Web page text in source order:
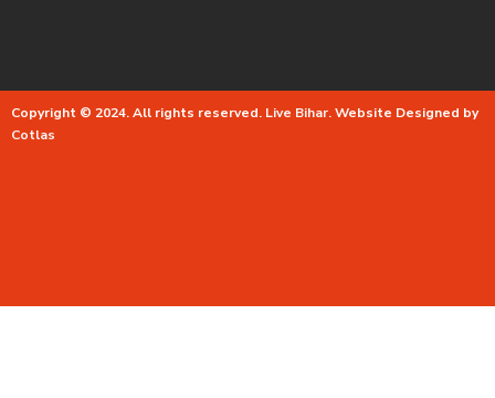
Copyright © 2024. All rights reserved. Live Bihar.Website Designed by
Cotlas